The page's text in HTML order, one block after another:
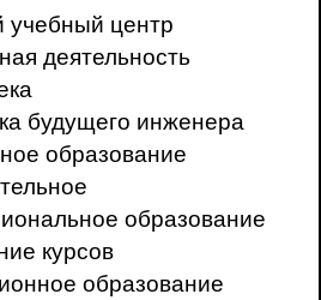
центр
деятельность
будущего инженера
образование
образование
курсов
образование